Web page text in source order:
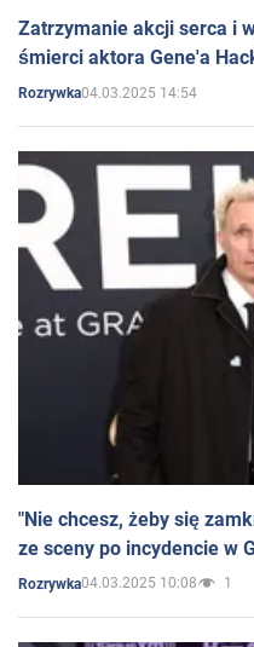
Zatrzymanie akcji serca i
śmierci aktora Gene'a
Rozrywka04.03.2025 14:54
"Nie chcesz, żeby się
ze sceny po incydencie w
Rozrywka04.03.2025 10:08 1